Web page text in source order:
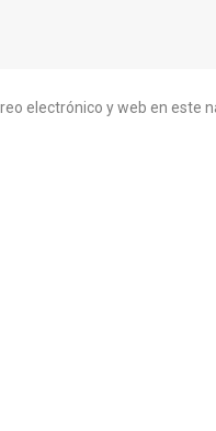
electrónico y web en este